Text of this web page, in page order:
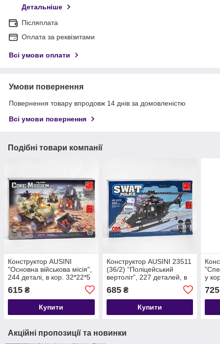
Детальніше
Післяплата
Оплата за реквізитами
Всі умови оплати
Умови повернення
Повернення товару впродовж 14 днів за домовленістю
Всі умови повернення
Подібні товари компанії
Конструктор AUSINI
"Основна військова місія",
244 деталі, в кор. 32*22*5
615 ₴
Купити
Конструктор AUSINI 23511
(36/2) “Поліцейський
вертоліт”, 227 деталей, в
685₴
Купити
у
725
Акційні пропозиції та новинки